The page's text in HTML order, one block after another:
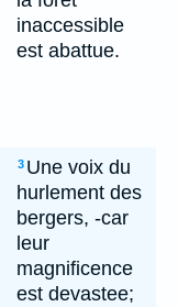
inaccessible
est abattue.
3 Une voix du
hurlement des
bergers, -car
leur
magnificence
est devastee;